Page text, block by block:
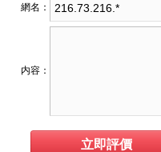
網名：
内容：